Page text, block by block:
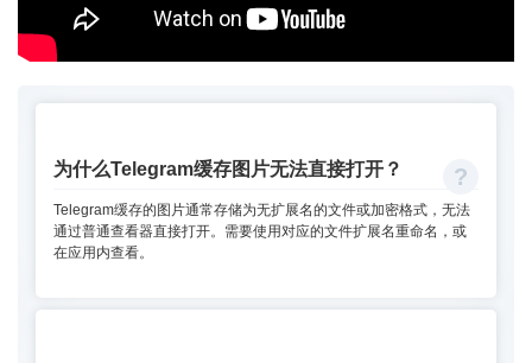
为什么Telegram缓存图片无法直接打开？
Telegram缓存的图片通常存储为无扩展名的文件或加密格式，无法
通过普通查看器直接打开。需要使用对应的文件扩展名重命名，或
在应用内查看。